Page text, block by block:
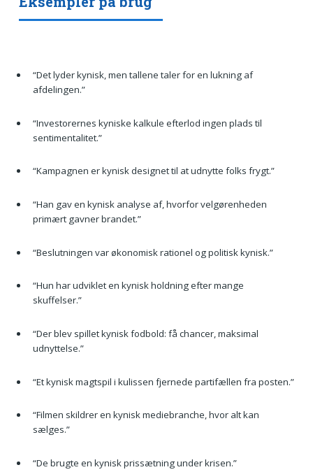
“Det lyder kynisk, men tallene taler for en lukning af
afdelingen.”
“Investorernes kyniske kalkule efterlod ingen plads til
sentimentalitet.”
“Kampagnen er kynisk designet til at udnytte folks frygt.”
“Han gav en kynisk analyse af, hvorfor velgørenheden
primært gavner brandet.”
“Beslutningen var økonomisk rationel og politisk kynisk.”
“Hun har udviklet en kynisk holdning efter mange
skuffelser.”
“Der blev spillet kynisk fodbold: få chancer, maksimal
udnyttelse.”
“Et kynisk magtspil i kulissen fjernede partifællen fra posten.”
“Filmen skildrer en kynisk mediebranche, hvor alt kan
sælges.”
“De brugte en kynisk prissætning under krisen.”